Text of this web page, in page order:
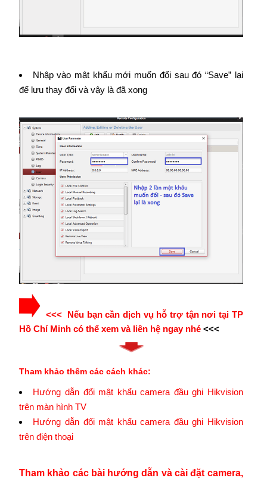
Nhập vào mật khẩu mới muốn đổi sau đó “Save” lại
để lưu thay đổi và vậy là đã xong
<<< Nếu bạn cần dịch vụ hỗ trợ tận nơi tại TP
Hồ Chí Minh có thể xem và liên hệ ngay nhé<<<
Tham khảo thêm các cách khác:
Hướng dẫn đổi mật khẩu camera đầu ghi Hikvision
trên màn hình TV
Hướng dẫn đổi mật khẩu camera đầu ghi Hikvision
trên điện thoại
Tham khảo các bài hướng dẫn và cài đặt camera,